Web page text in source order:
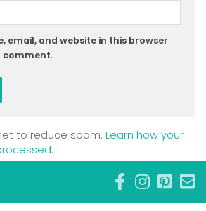
email, and website in this browser
comment.
to reduce spam. Learn how your
.